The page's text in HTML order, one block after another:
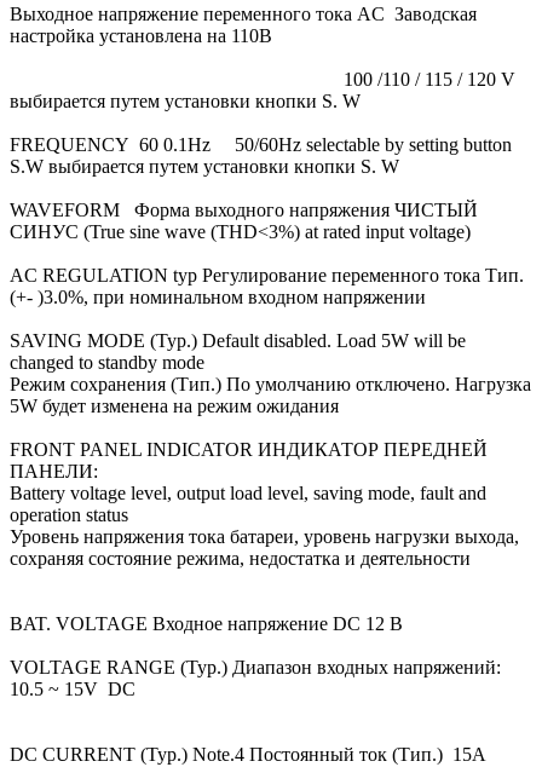
Выходное напряжение переменного тока AC Заводская
настройка установлена на 110В
100 /110 / 115 / 120 V
выбирается путем установки кнопки S. W
FREQUENCY 60 0.1Hz 50/60Hz selectable by setting button
S.W выбирается путем установки кнопки S. W
WAVEFORM Форма выходного напряжения ЧИСТЫЙ
СИНУС (True sine wave (THD<3%) at rated input voltage)
AC REGULATION typ Регулирование переменного тока Тип.
(+- )3.0%, при номинальном входном напряжении
SAVING MODE (Typ.) Default disabled. Load 5W will be
changed to standby mode
Режим сохранения (Тип.) По умолчанию отключено. Нагрузка
5W будет изменена на режим ожидания
FRONT PANEL INDICATOR ИНДИКАТОР ПЕРЕДНЕЙ
ПАНЕЛИ:
Battery voltage level, output load level, saving mode, fault and
operation status
Уровень напряжения тока батареи, уровень нагрузки выхода,
сохраняя состояние режима, недостатка и деятельности
BAT. VOLTAGE Входное напряжение DC 12 В
VOLTAGE RANGE (Typ.) Диапазон входных напряжений:
10.5 ~ 15V DC
DC CURRENT (Typ.) Note.4 Постоянный ток (Тип.) 15A